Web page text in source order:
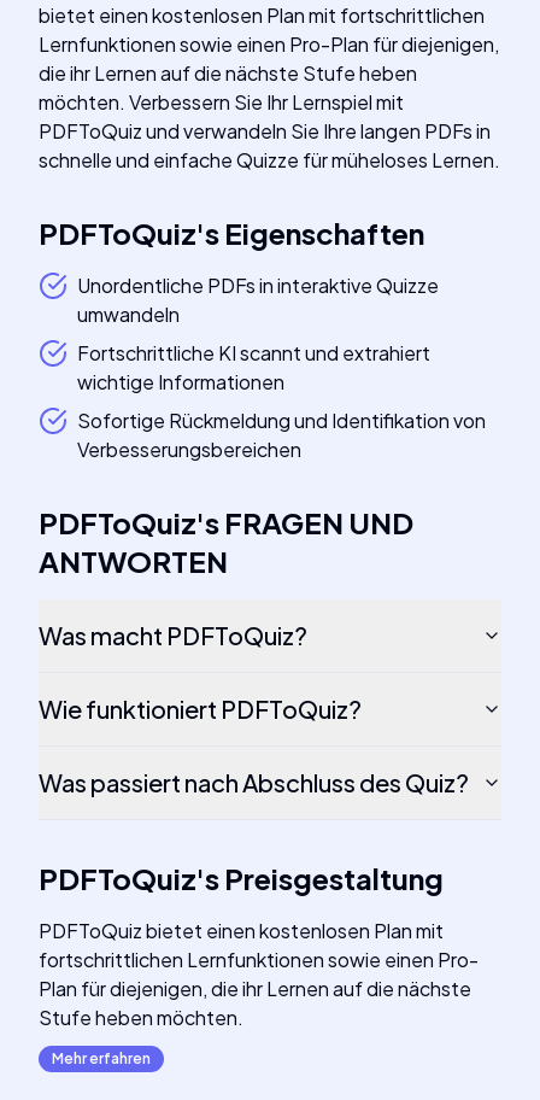
bietet einen kostenlosen Plan mit fortschrittlichen
Lernfunktionen sowie einen Pro-Plan für diejenigen,
die ihr Lernen auf die nächste Stufe heben
möchten. Verbessern Sie Ihr Lernspiel mit
PDFToQuiz und verwandeln Sie Ihre langen PDFs in
schnelle und einfache Quizze für müheloses Lernen.
PDFToQuiz's Eigenschaften
Unordentliche PDFs in interaktive Quizze
umwandeln
Fortschrittliche KI scannt und extrahiert
wichtige Informationen
Sofortige Rückmeldung und Identifikation von
Verbesserungsbereichen
PDFToQuiz's FRAGEN UND
ANTWORTEN
Was macht PDFToQuiz?
Wie funktioniert PDFToQuiz?
Was passiert nach Abschluss des Quiz?
PDFToQuiz's Preisgestaltung
PDFToQuiz bietet einen kostenlosen Plan mit
fortschrittlichen Lernfunktionen sowie einen Pro-
Plan für diejenigen, die ihr Lernen auf die nächste
Stufe heben möchten.
Mehr erfahren